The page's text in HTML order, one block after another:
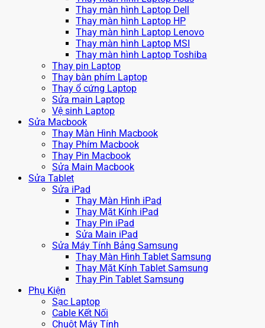
Thay màn hình Laptop Dell
Thay màn hình Laptop HP
Thay màn hình Laptop Lenovo
Thay màn hình Laptop MSI
Thay màn hình Laptop Toshiba
Thay pin Laptop
Thay bàn phím Laptop
Thay ổ cứng Laptop
Sửa main Laptop
Vệ sinh Laptop
Sửa Macbook
Thay Màn Hình Macbook
Thay Phím Macbook
Thay Pin Macbook
Sửa Main Macbook
Sửa Tablet
Sửa iPad
Thay Màn Hình iPad
Thay Mặt Kính iPad
Thay Pin iPad
Sửa Main iPad
Sửa Máy Tính Bảng Samsung
Thay Màn Hình Tablet Samsung
Thay Mặt Kính Tablet Samsung
Thay Pin Tablet Samsung
Phụ Kiện
Sạc Laptop
Cable Kết Nối
Chuột Máy Tính